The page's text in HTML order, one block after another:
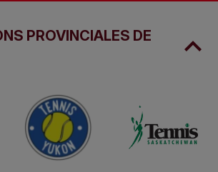
PROVINCIALES DE